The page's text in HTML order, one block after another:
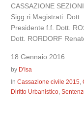
CASSAZIONE
Sigg.ri Magistrati: Dott.
Presidente f.f. Dott.
Dott. RORDORF
18 Gennaio 2016
by D'Isa
InCassazione civile 2015,
Diritto Urbanistico,